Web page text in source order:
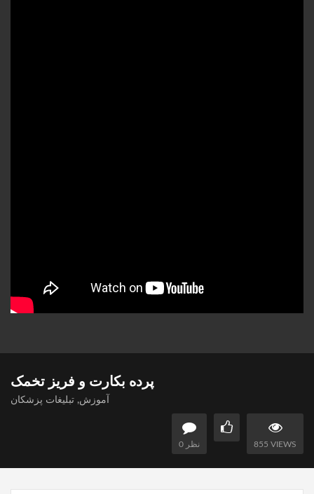
پرده بکارت و فریز تخمک
آموزش, تبلیغات پزشکان
855 VIEWS 0 نظر